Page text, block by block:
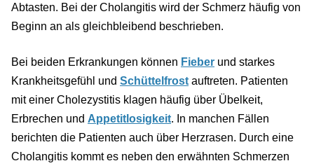
Abtasten. Bei der Cholangitis wird der Schmerz häufig von
Beginn an als gleichbleibend beschrieben.
Bei beiden Erkrankungen können Fieber und starkes
Krankheitsgefühl und Schüttelfrost auftreten. Patienten
mit einer Cholezystitis klagen häufig über Übelkeit,
Erbrechen und Appetitlosigkeit. In manchen Fällen
berichten die Patienten auch über Herzrasen. Durch eine
Cholangitis kommt es neben den erwähnten Schmerzen